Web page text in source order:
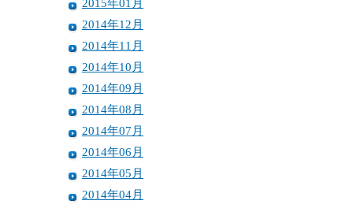
2015年01月
2014年12月
2014年11月
2014年10月
2014年09月
2014年08月
2014年07月
2014年06月
2014年05月
2014年04月